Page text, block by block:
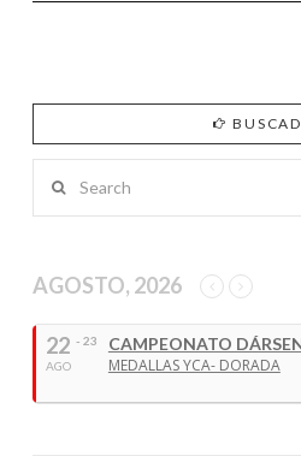
AGOSTO, 2026
22
AGO
- 23
CAMPEONATO
MEDALLAS YCA- DORADA